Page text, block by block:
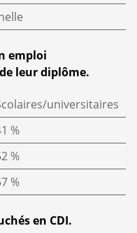
emploi
leur diplôme.
universitaires
%
%
%
en CDI.